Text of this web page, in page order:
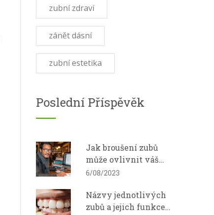
zubní zdraví
zánět dásní
zubní estetika
Poslední Příspěvěk
Jak broušení zubů
může ovlivnit váš
kvalitu života
6/08/2023
Názvy jednotlivých
zubů a jejich funkce